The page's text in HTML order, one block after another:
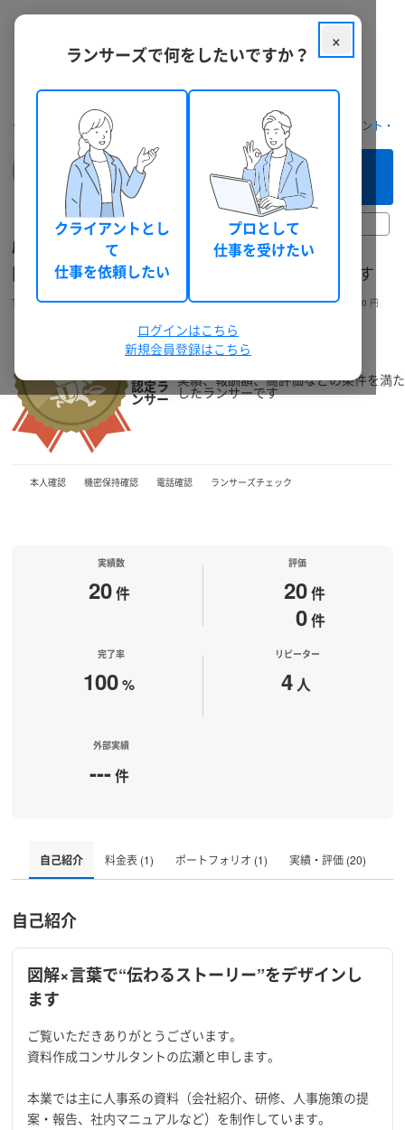
クラウドソーシング ランサーズ フリーランスを探す コンサルタント・
2日前
広瀬拓真
図解×言葉で“伝わるストーリー”をデザインします
Takuma_0429 人事・労務 個人 神奈川県 30代後半 男性 総獲得報酬: 834,900 円
認定ラ
ンサー
実績、報酬額、高評価などの条件を満た
したランサーです
本人確認 機密保持確認 電話確認 ランサーズチェック
このフリーランスへ
まずは相談してみる（無料）
実績数
20件
評価
20件
0件
完了率
100%
リピーター
4 人
外部実績
---件
自己紹介 料金表 (1) ポートフォリオ (1) 実績・評価 (20)
自己紹介
図解×言葉で“伝わるストーリー”をデザインし
ます
ご覧いただきありがとうございます。
資料作成コンサルタントの広瀬と申します。
本業では主に人事系の資料（会社紹介、研修、人事施策の提
案・報告、社内マニュアルなど）を制作しています。
×
ランサーズで何をしたいですか？
クライアントとし
て
仕事を依頼したい
プロとして
仕事を受けたい
ログインはこちら
新規会員登録はこちら